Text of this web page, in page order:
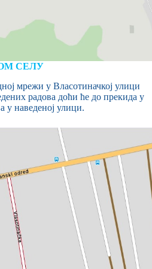
СЕЛУ
мрежи у Власотиначкој улици
радова доћи ће до прекида у
у наведеној улици.